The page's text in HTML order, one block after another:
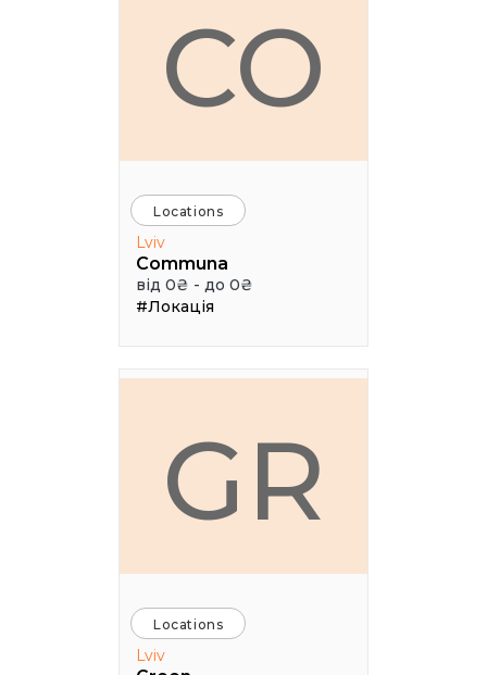
CO
Locations
Lviv
Communa
від 0₴ - до 0₴
#Локація
GR
Locations
Lviv